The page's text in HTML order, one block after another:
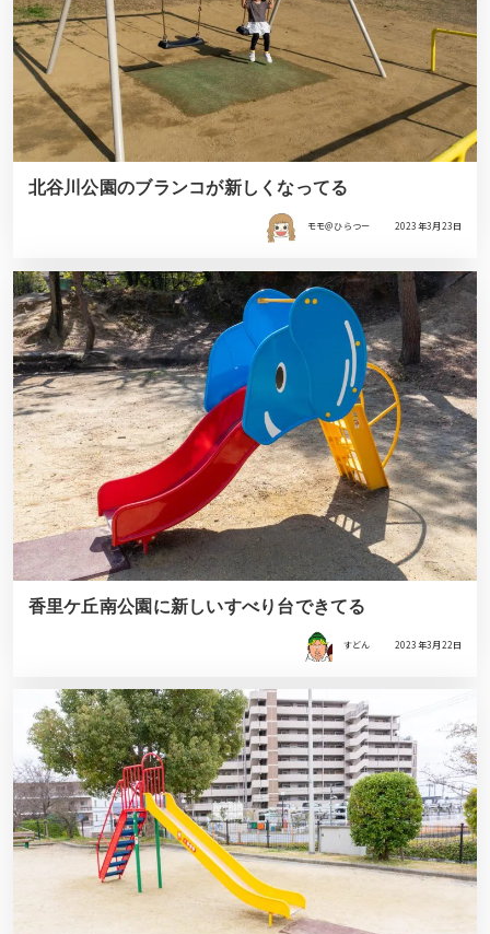
北谷川公園のブランコが新しくなってる
モモ＠ひらつー 2023年3月23日
香里ケ丘南公園に新しいすべり台できてる
すどん 2023年3月22日